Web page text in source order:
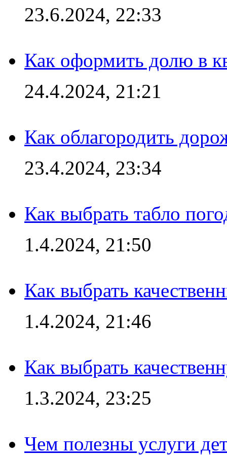
23.6.2024, 22:33
Как оформить долю в
24.4.2024, 21:21
Как облагородить
23.4.2024, 23:34
Как выбрать табло
1.4.2024, 21:50
Как выбрать
1.4.2024, 21:46
Как выбрать
1.3.2024, 23:25
Чем полезны услуги